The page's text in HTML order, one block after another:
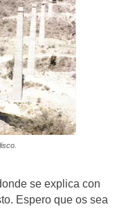
se explica con
Espero que os sea